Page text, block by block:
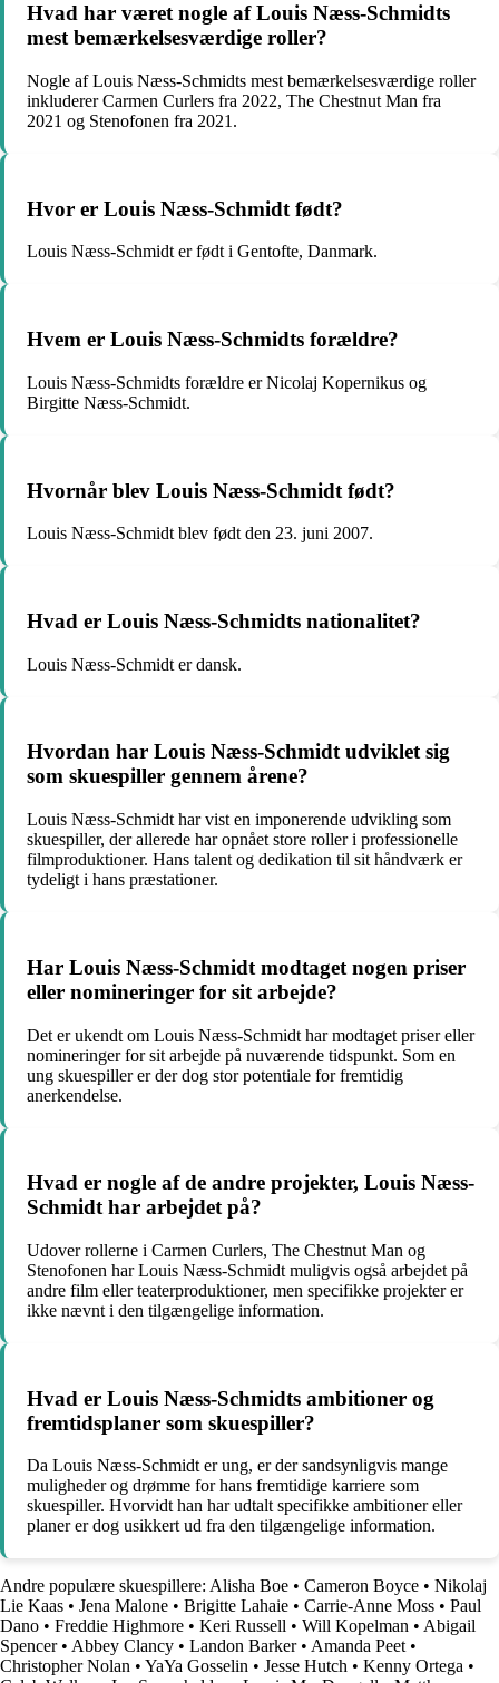
Hvad har været nogle af Louis Næss-Schmidts
mest bemærkelsesværdige roller?
Nogle af Louis Næss-Schmidts mest bemærkelsesværdige roller
inkluderer Carmen Curlers fra 2022, The Chestnut Man fra
2021 og Stenofonen fra 2021.
Hvor er Louis Næss-Schmidt født?
Louis Næss-Schmidt er født i Gentofte, Danmark.
Hvem er Louis Næss-Schmidts forældre?
Louis Næss-Schmidts forældre er Nicolaj Kopernikus og
Birgitte Næss-Schmidt.
Hvornår blev Louis Næss-Schmidt født?
Louis Næss-Schmidt blev født den 23. juni 2007.
Hvad er Louis Næss-Schmidts nationalitet?
Louis Næss-Schmidt er dansk.
Hvordan har Louis Næss-Schmidt udviklet sig
som skuespiller gennem årene?
Louis Næss-Schmidt har vist en imponerende udvikling som
skuespiller, der allerede har opnået store roller i professionelle
filmproduktioner. Hans talent og dedikation til sit håndværk er
tydeligt i hans præstationer.
Har Louis Næss-Schmidt modtaget nogen priser
eller nomineringer for sit arbejde?
Det er ukendt om Louis Næss-Schmidt har modtaget priser eller
nomineringer for sit arbejde på nuværende tidspunkt. Som en
ung skuespiller er der dog stor potentiale for fremtidig
anerkendelse.
Hvad er nogle af de andre projekter, Louis Næss-
Schmidt har arbejdet på?
Udover rollerne i Carmen Curlers, The Chestnut Man og
Stenofonen har Louis Næss-Schmidt muligvis også arbejdet på
andre film eller teaterproduktioner, men specifikke projekter er
ikke nævnt i den tilgængelige information.
Hvad er Louis Næss-Schmidts ambitioner og
fremtidsplaner som skuespiller?
Da Louis Næss-Schmidt er ung, er der sandsynligvis mange
muligheder og drømme for hans fremtidige karriere som
skuespiller. Hvorvidt han har udtalt specifikke ambitioner eller
planer er dog usikkert ud fra den tilgængelige information.
Andre populære skuespillere: Alisha Boe • Cameron Boyce • Nikolaj
Lie Kaas • Jena Malone • Brigitte Lahaie • Carrie-Anne Moss • Paul
Dano • Freddie Highmore • Keri Russell • Will Kopelman • Abigail
Spencer• Abbey Clancy • Landon Barker• Amanda Peet•
Christopher Nolan • YaYa Gosselin • Jesse Hutch • Kenny Ortega •